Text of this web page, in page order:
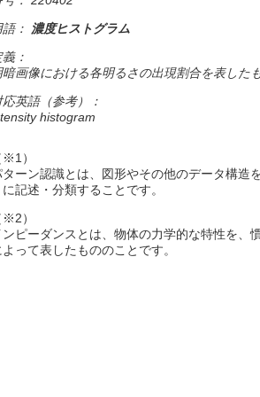
： 濃度ヒストグラム
：
暗画像における各明るさの出現割合を表したも
応英語（参考）：
histogram
）
ターン認識とは、図形やその他のデータ構造
記述・分類することです。
）
ンピーダンスとは、物体の力学的な特性を、
って表したもののことです。